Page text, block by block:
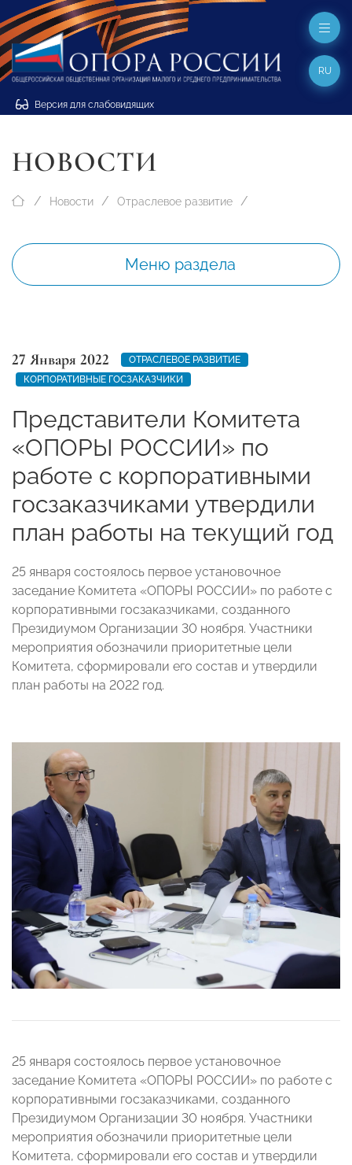
Версия для слабовидящих
RU
НОВОСТИ
Новости Отраслевое развитие
Меню раздела
27 Января 2022
ОТРАСЛЕВОЕ РАЗВИТИЕ
КОРПОРАТИВНЫЕ ГОСЗАКАЗЧИКИ
Представители Комитета
«ОПОРЫ РОССИИ» по
работе с корпоративными
госзаказчиками утвердили
план работы на текущий год
25 января состоялось первое установочное
заседание Комитета «ОПОРЫ РОССИИ» по работе с
корпоративными госзаказчиками, созданного
Президиумом Организации 30 ноября. Участники
мероприятия обозначили приоритетные цели
Комитета, сформировали его состав и утвердили
план работы на 2022 год.
25 января состоялось первое установочное
заседание Комитета «ОПОРЫ РОССИИ» по работе с
корпоративными госзаказчиками, созданного
Президиумом Организации 30 ноября. Участники
мероприятия обозначили приоритетные цели
Комитета, сформировали его состав и утвердили